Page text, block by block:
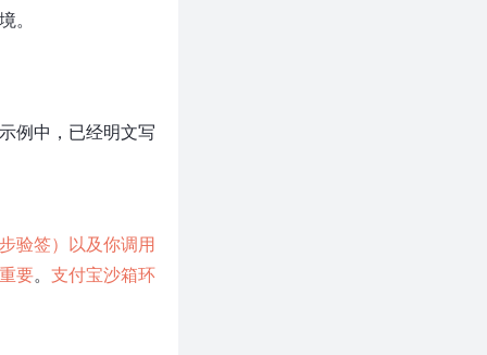
。
例中，已经明文写
验签）以及你调用
要。 支付宝沙箱环